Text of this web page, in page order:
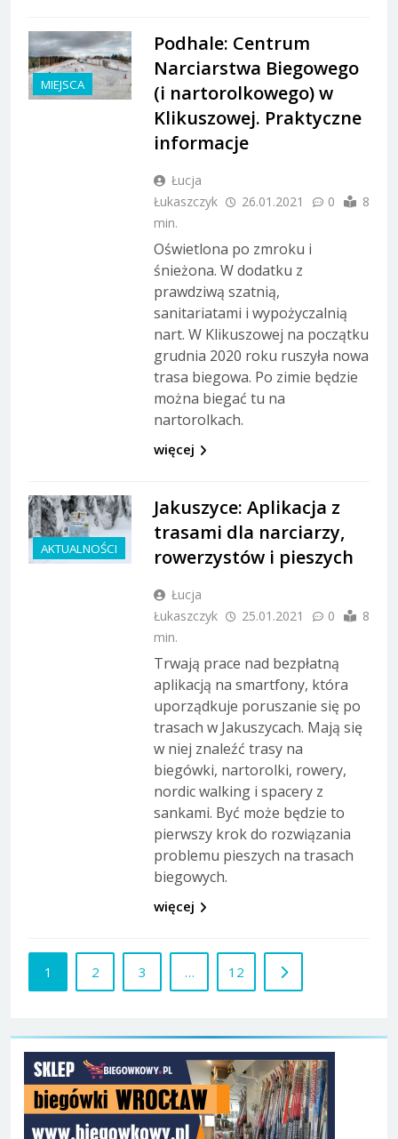
MIEJSCA
Podhale: Centrum
Narciarstwa Biegowego
(i nartorolkowego) w
Klikuszowej. Praktyczne
informacje
Łucja
Łukaszczyk
26.01.2021 0
8
min.
Oświetlona po zmroku i
śnieżona. W dodatku z
prawdziwą szatnią,
sanitariatami i wypożyczalnią
nart. W Klikuszowej na początku
grudnia 2020 roku ruszyła nowa
trasa biegowa. Po zimie będzie
można biegać tu na
nartorolkach.
więcej
AKTUALNOŚCI
Jakuszyce: Aplikacja z
trasami dla narciarzy,
rowerzystów i pieszych
Łucja
Łukaszczyk
25.01.2021 0
8
min.
Trwają prace nad bezpłatną
aplikacją na smartfony, która
uporządkuje poruszanie się po
trasach w Jakuszycach. Mają się
w niej znaleźć trasy na
biegówki, nartorolki, rowery,
nordic walking i spacery z
sankami. Być może będzie to
pierwszy krok do rozwiązania
problemu pieszych na trasach
biegowych.
więcej
1 2 3 … 12